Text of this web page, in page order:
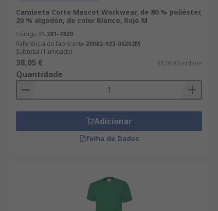
Camiseta Corto Mascot Workwear, de 80 % poliéster,
20 % algodón, de color Blanco, Rojo M
Código RS 281-7829
Referência do fabricante 20082-933-06202M
Subtotal (1 unidade)
38,05 € 38,05 €/unidade
Quantidade
Adicionar
Folha de Dados